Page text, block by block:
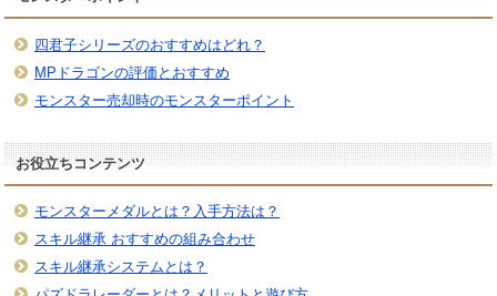
四君子シリーズのおすすめはどれ？
MPドラゴンの評価とおすすめ
モンスター売却時のモンスターポイント
お役立ちコンテンツ
モンスターメダルとは？入手方法は？
スキル継承 おすすめの組み合わせ
スキル継承システムとは？